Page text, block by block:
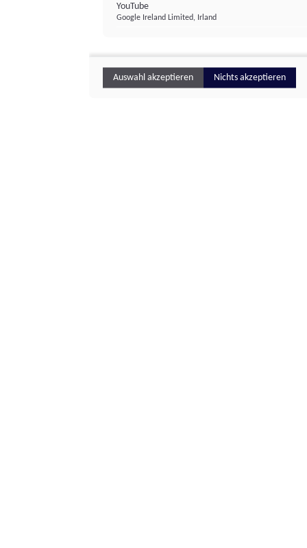
YouTube
Google Ireland Limited, Irland
Auswahl akzeptieren Nichts akzeptieren